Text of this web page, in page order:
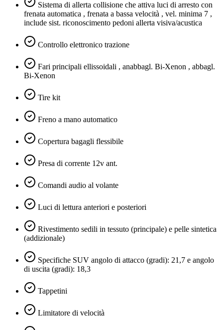
Sistema di allerta collisione che attiva luci di arresto con
frenata automatica , frenata a bassa velocità , vel. minima 7 ,
include sist. riconoscimento pedoni allerta visiva/acustica
Controllo elettronico trazione
Fari principali ellissoidali , anabbagl. Bi-Xenon , abbagl.
Bi-Xenon
Tire kit
Freno a mano automatico
Copertura bagagli flessibile
Presa di corrente 12v ant.
Comandi audio al volante
Luci di lettura anteriori e posteriori
Rivestimento sedili in tessuto (principale) e pelle sintetica
(addizionale)
Specifiche SUV angolo di attacco (gradi): 21,7 e angolo
di uscita (gradi): 18,3
Tappetini
Limitatore di velocità